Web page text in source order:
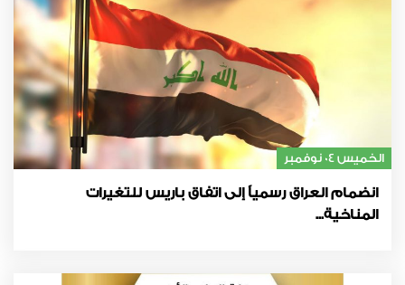
الخميس 04 نوفمبر
انضمام العراق رسمياً إلى اتفاق باريس للتغيرات
المناخية...